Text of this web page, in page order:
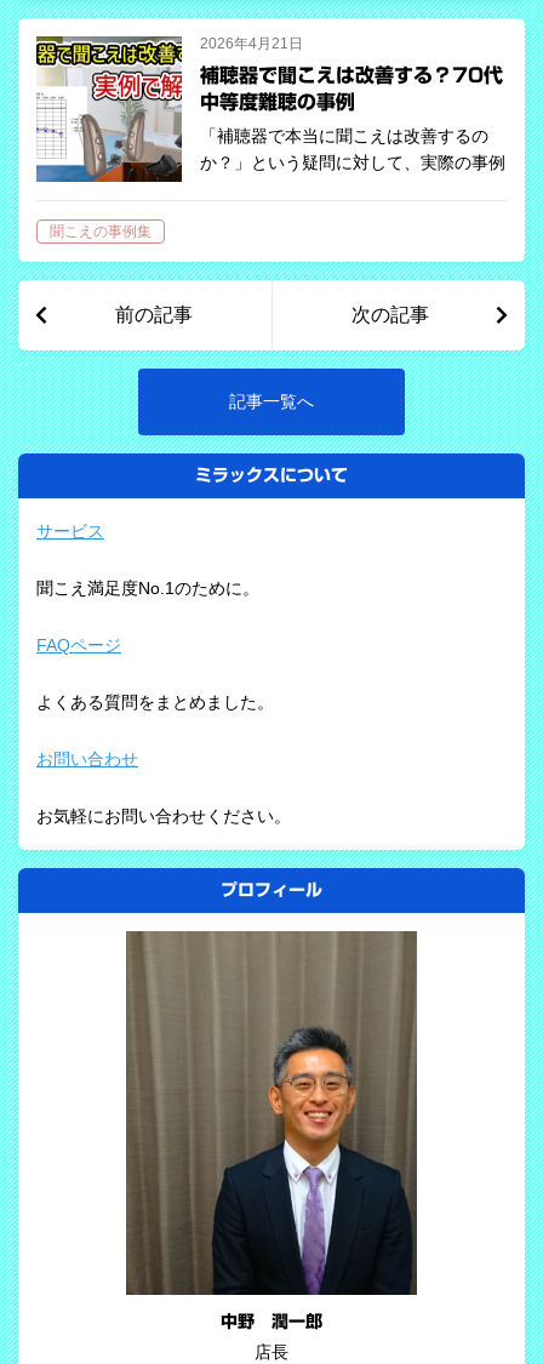
使用歴な…
2026年4月21日
補聴器で聞こえは改善する？70代
中等度難聴の事例
「補聴器で本当に聞こえは改善するの
か？」という疑問に対して、実際の事例
右：40dBHL） ・最高語音明…
聞こえの事例集
前の記事 次の記事
記事一覧へ
ミラックスについて
サービス
聞こえ満足度No.1のために。
FAQページ
よくある質問をまとめました。
お問い合わせ
お気軽にお問い合わせください。
プロフィール
中野 潤一郎
店長